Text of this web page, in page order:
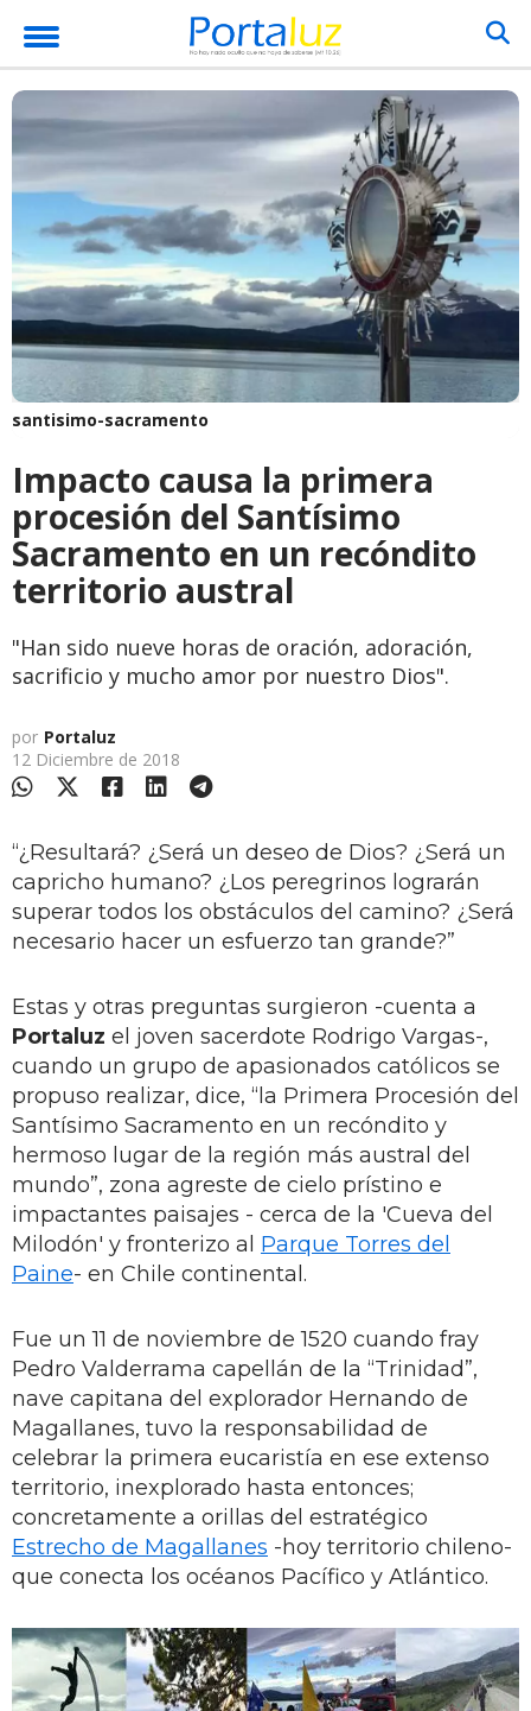
santisimo-sacramento
Impacto causa la primera
procesión del Santísimo
Sacramento en un recóndito
territorio austral
"Han sido nueve horas de oración, adoración,
sacrificio y mucho amor por nuestro Dios".
por Portaluz
12 Diciembre de 2018
“¿Resultará? ¿Será un deseo de Dios? ¿Será un
capricho humano? ¿Los peregrinos lograrán
superar todos los obstáculos del camino? ¿Será
necesario hacer un esfuerzo tan grande?”
Estas y otras preguntas surgieron -cuenta a
Portaluz el joven sacerdote Rodrigo Vargas-,
cuando un grupo de apasionados católicos se
propuso realizar, dice, “la Primera Procesión del
Santísimo Sacramento en un recóndito y
hermoso lugar de la región más austral del
mundo”, zona agreste de cielo prístino e
impactantes paisajes - cerca de la 'Cueva del
Milodón' y fronterizo al Parque Torres del
Paine- en Chile continental.
Fue un 11 de noviembre de 1520 cuando fray
Pedro Valderrama capellán de la “Trinidad”,
nave capitana del explorador Hernando de
Magallanes, tuvo la responsabilidad de
celebrar la primera eucaristía en ese extenso
territorio, inexplorado hasta entonces;
concretamente a orillas del estratégico
Estrecho de Magallanes -hoy territorio chileno-
que conecta los océanos Pacífico y Atlántico.